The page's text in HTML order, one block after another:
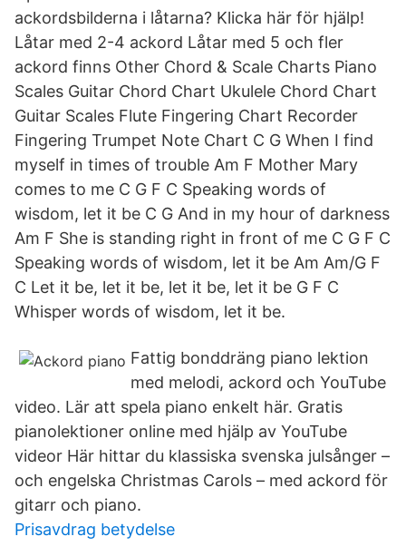
ackordsbilderna i låtarna? Klicka här för hjälp!
Låtar med 2-4 ackord Låtar med 5 och fler
ackord finns Other Chord & Scale Charts Piano
Scales Guitar Chord Chart Ukulele Chord Chart
Guitar Scales Flute Fingering Chart Recorder
Fingering Trumpet Note Chart C G When I find
myself in times of trouble Am F Mother Mary
comes to me C G F C Speaking words of
wisdom, let it be C G And in my hour of darkness
Am F She is standing right in front of me C G F C
Speaking words of wisdom, let it be Am Am/G F
C Let it be, let it be, let it be, let it be G F C
Whisper words of wisdom, let it be.
Fattig bonddräng piano lektion
med melodi, ackord och YouTube
video. Lär att spela piano enkelt här. Gratis
pianolektioner online med hjälp av YouTube
videor Här hittar du klassiska svenska julsånger –
och engelska Christmas Carols – med ackord för
gitarr och piano.
Prisavdrag betydelse